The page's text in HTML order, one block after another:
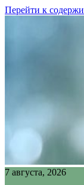
Перейти к
7 августа, 2026